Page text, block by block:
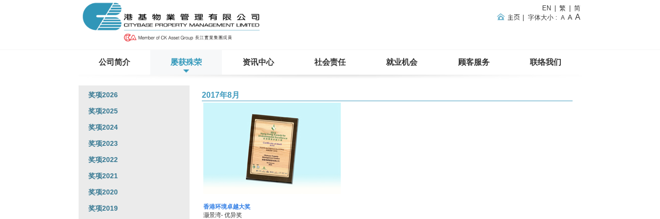
EN 繁 简
字体大小: A A A
公司简介 屡获殊荣 资讯中心 社会责任 就业机会 顾客服务 联络我们
奖项2026
奖项2025
奖项2024
奖项2023
奖项2022
奖项2021
奖项2020
奖项2019
2017年8月
香港环境卓越大奖
灏景湾- 优异奖